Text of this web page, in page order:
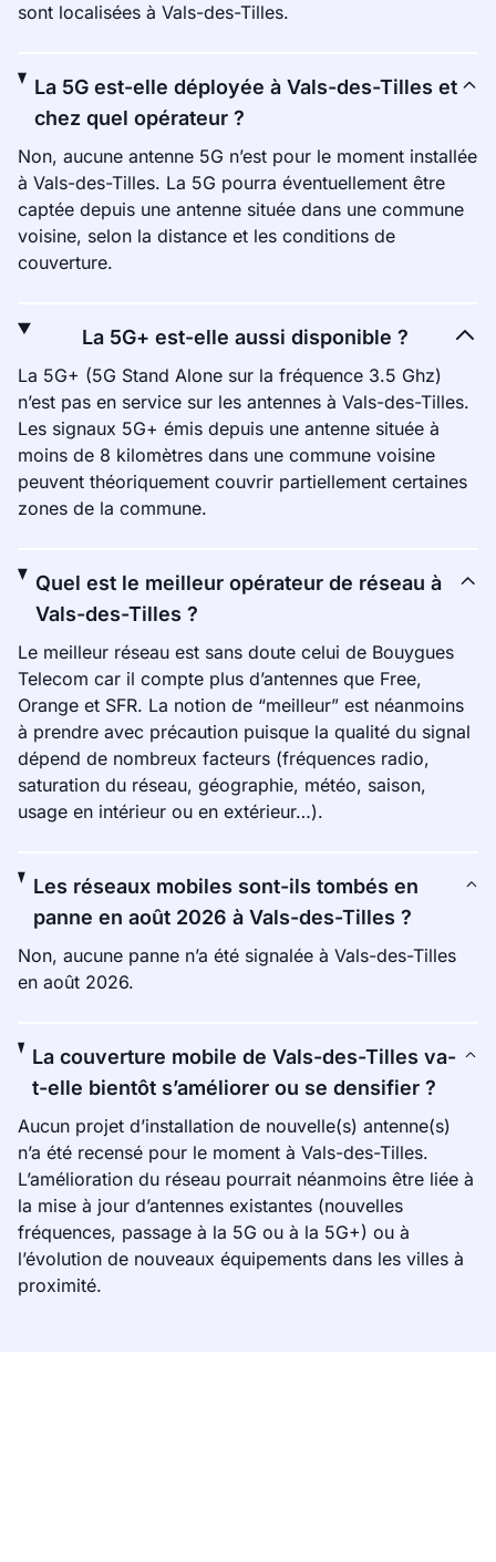
sont localisées à Vals-des-Tilles.
La 5G est-elle déployée à Vals-des-Tilles et
chez quel opérateur ?
Non, aucune antenne 5G n’est pour le moment installée
à Vals-des-Tilles. La 5G pourra éventuellement être
captée depuis une antenne située dans une commune
voisine, selon la distance et les conditions de
couverture.
La 5G+ est-elle aussi disponible ?
La 5G+ (5G Stand Alone sur la fréquence 3.5 Ghz)
n’est pas en service sur les antennes à Vals-des-Tilles.
Les signaux 5G+ émis depuis une antenne située à
moins de 8 kilomètres dans une commune voisine
peuvent théoriquement couvrir partiellement certaines
zones de la commune.
Quel est le meilleur opérateur de réseau à
Vals-des-Tilles ?
Le meilleur réseau est sans doute celui de Bouygues
Telecom car il compte plus d’antennes que Free,
Orange et SFR. La notion de “meilleur” est néanmoins
à prendre avec précaution puisque la qualité du signal
dépend de nombreux facteurs (fréquences radio,
saturation du réseau, géographie, météo, saison,
usage en intérieur ou en extérieur…).
Les réseaux mobiles sont-ils tombés en
panne en août 2026 à Vals-des-Tilles ?
Non, aucune panne n’a été signalée à Vals-des-Tilles
en août 2026.
La couverture mobile de Vals-des-Tilles va-
t-elle bientôt s’améliorer ou se densifier ?
Aucun projet d’installation de nouvelle(s) antenne(s)
n’a été recensé pour le moment à Vals-des-Tilles.
L’amélioration du réseau pourrait néanmoins être liée à
la mise à jour d’antennes existantes (nouvelles
fréquences, passage à la 5G ou à la 5G+) ou à
l’évolution de nouveaux équipements dans les villes à
proximité.